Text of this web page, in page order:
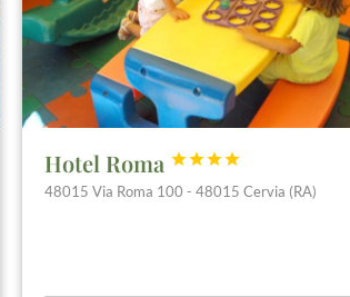
Hotel Roma 



48015 Via Roma 100 - 48015 Cervia (RA)